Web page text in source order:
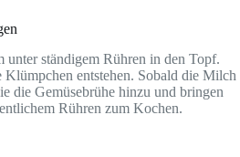
unter ständigem Rühren in den Topf.
Klümpchen entstehen. Sobald die Milch
die Gemüsebrühe hinzu und bringen
Rühren zum Kochen.